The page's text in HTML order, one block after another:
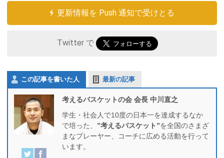
更新情報を Push 通知で受けとる
Twitter で
この記事を書いた人 最新の記事
考えるバスケットの会 会長 中川直之
学生・社会人で10度の日本一を達成するなか
で培った、 ”考えるバスケット”を全国のさまざ
まなプレーヤー、コーチに広める活動を行って
います。